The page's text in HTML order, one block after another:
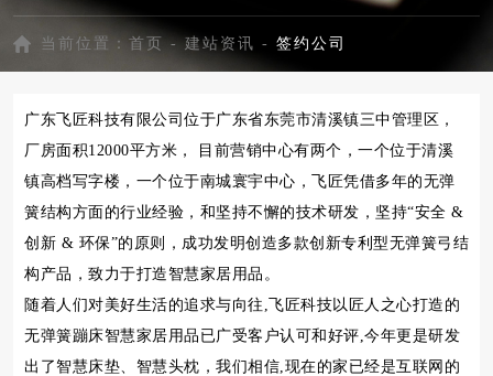
当前位置： 首页 - 建站资讯 - 签约公司
广东飞匠科技有限公司位于广东省东莞市清溪镇三中管理区，
厂房面积12000平方米， 目前营销中心有两个，一个位于清溪
镇高档写字楼，一个位于南城寰宇中心，飞匠凭借多年的无弹
簧结构方面的行业经验，和坚持不懈的技术研发，坚持“安全 &
创新 & 环保”的原则，成功发明创造多款创新专利型无弹簧弓结
构产品，致力于打造智慧家居用品。
随着人们对美好生活的追求与向往,飞匠科技以匠人之心打造的
无弹簧蹦床智慧家居用品已广受客户认可和好评,今年更是研发
出了智慧床垫、智慧头枕，我们相信,现在的家已经是互联网的